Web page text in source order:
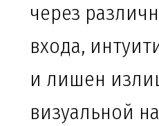
через
входа,
и лишен
визуальной